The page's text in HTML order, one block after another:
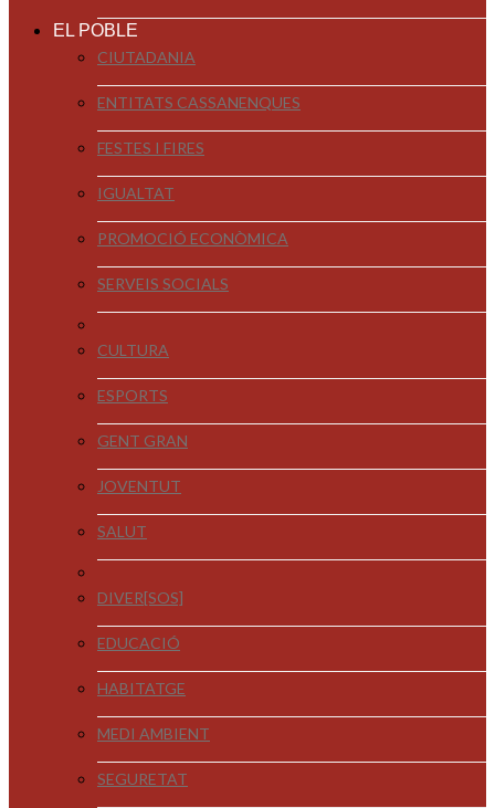
EL POBLE
CIUTADANIA
ENTITATS CASSANENQUES
FESTES I FIRES
IGUALTAT
PROMOCIÓ ECONÒMICA
SERVEIS SOCIALS
CULTURA
ESPORTS
GENT GRAN
JOVENTUT
SALUT
DIVER[SOS]
EDUCACIÓ
HABITATGE
MEDI AMBIENT
SEGURETAT